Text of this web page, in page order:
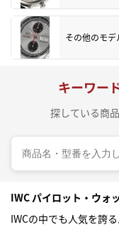
その他のモデ
キーワー
探している商
IWC パイロット・ウォ
IWCの中でも人気を誇